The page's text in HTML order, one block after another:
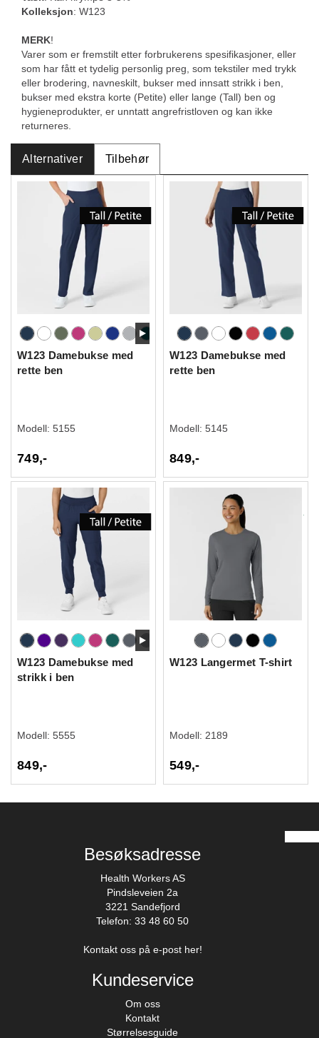
Kolleksjon: W123
MERK!
Varer som er fremstilt etter forbrukerens spesifikasjoner, eller
som har fått et tydelig personlig preg, som tekstiler med trykk
eller brodering, navneskilt, bukser med innsatt strikk i ben,
bukser med ekstra korte (Petite) eller lange (Tall) ben og
hygieneprodukter, er unntatt angrefristloven og kan ikke
returneres.
Alternativer Tilbehør
W123 Damebukse med
rette ben
Modell: 5155
749,-
W123 Damebukse med
rette ben
Modell: 5145
849,-
W123 Damebukse med
strikk i ben
Modell: 5555
849,-
W123 Langermet T-shirt
Modell: 2189
549,-
Besøksadresse
Health Workers AS
Pindsleveien 2a
3221 Sandefjord
Telefon: 33 48 60 50
Kontakt oss på e-post her!
Kundeservice
Om oss
Kontakt
Størrelsesguide